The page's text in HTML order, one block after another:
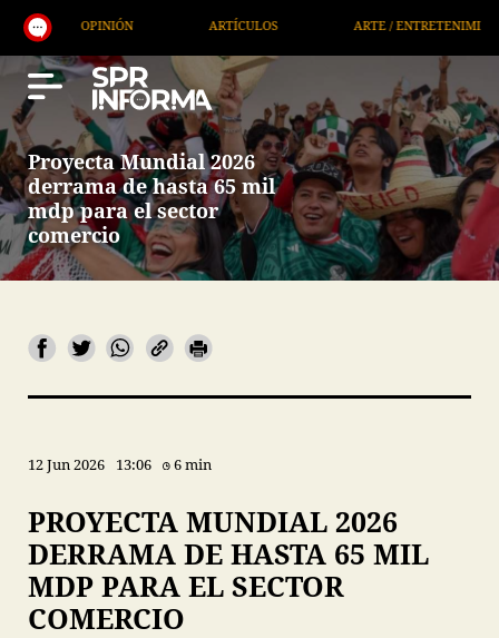
OPINIÓN ARTÍCULOS ARTE / ENTRETENIMIENTO
Proyecta Mundial 2026
derrama de hasta 65 mil
mdp para el sector
comercio
12 Jun 2026 13:06 6 min
PROYECTA MUNDIAL 2026
DERRAMA DE HASTA 65 MIL
MDP PARA EL SECTOR
COMERCIO